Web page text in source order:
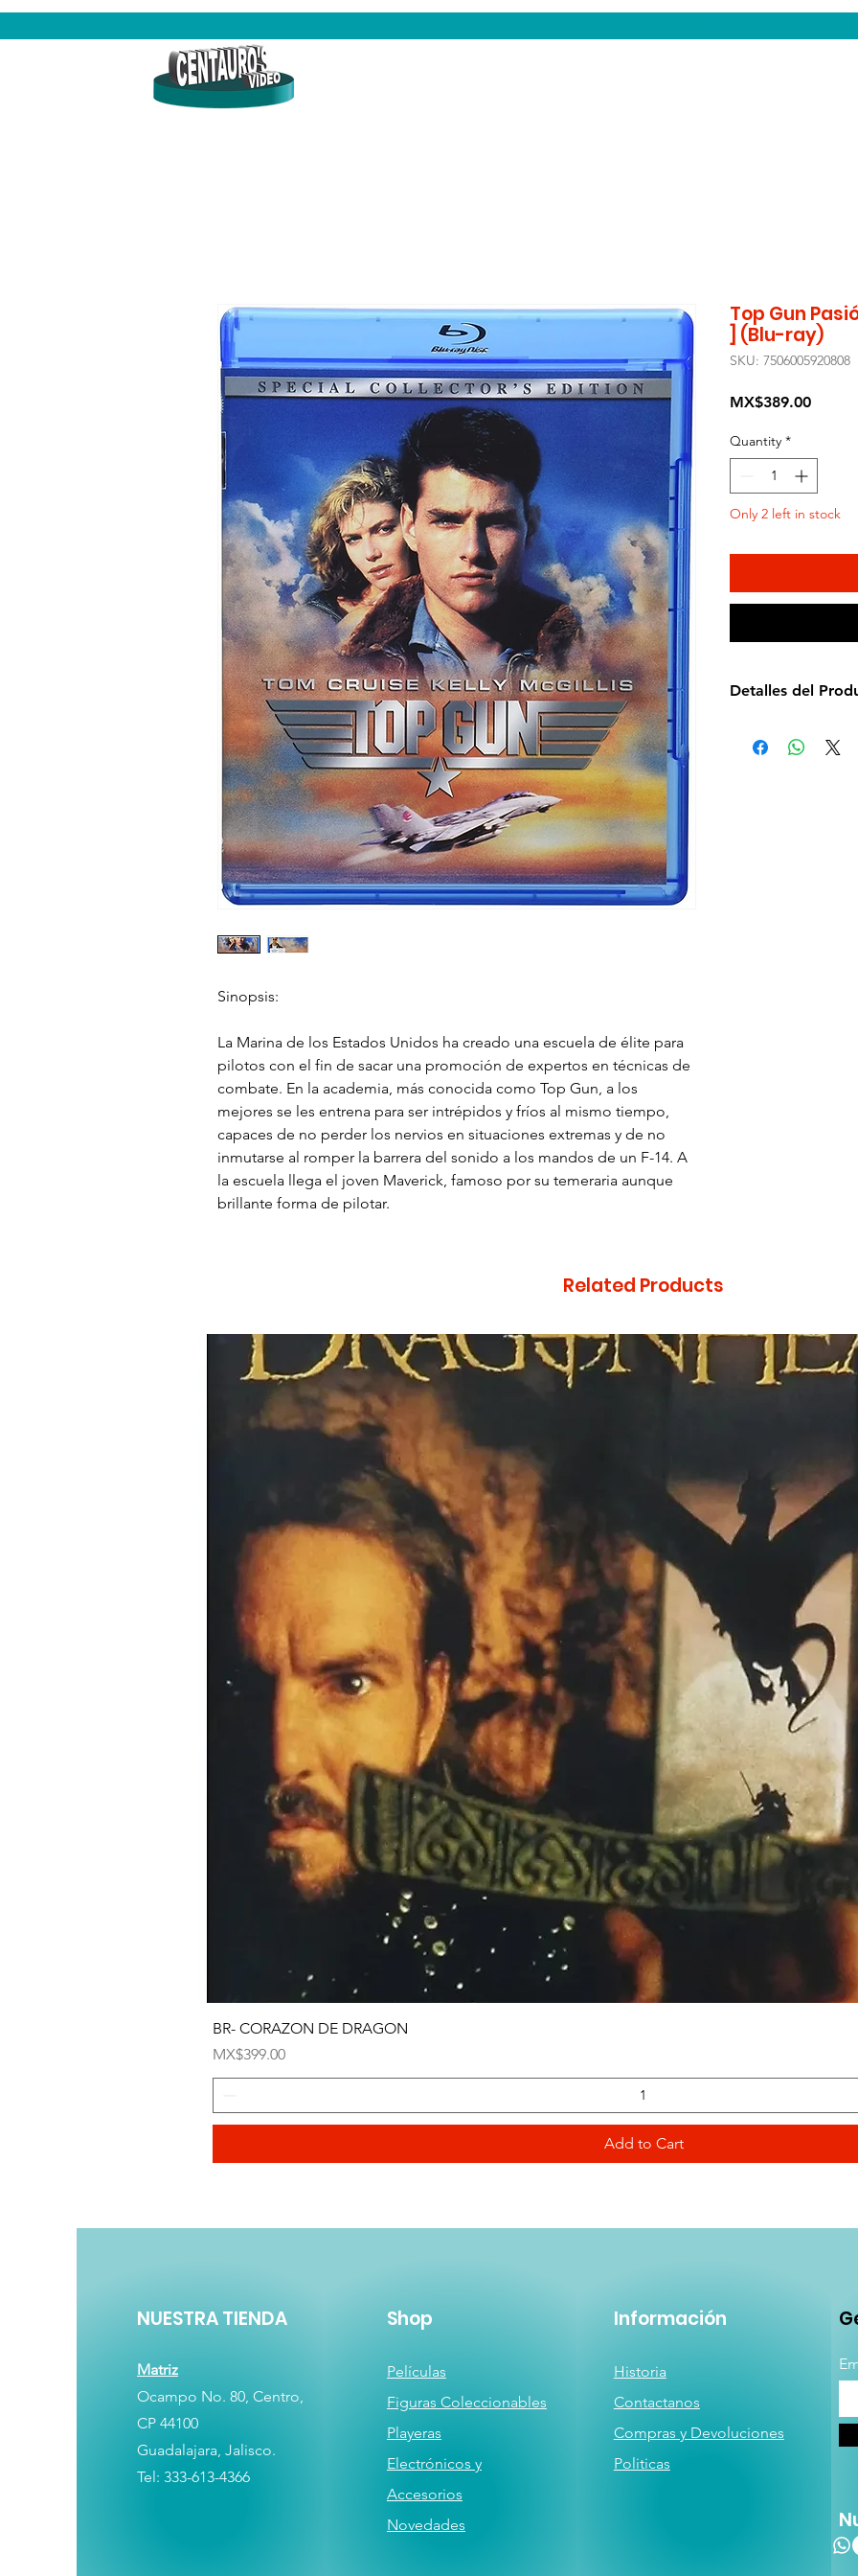
Sinopsis:
La Marina de los Estados Unidos ha creado una escuela de élite para
pilotos con el fin de sacar una promoción de expertos en técnicas de
combate. En la academia, más conocida como Top Gun, a los
mejores se les entrena para ser intrépidos y fríos al mismo tiempo,
capaces de no perder los nervios en situaciones extremas y de no
inmutarse al romper la barrera del sonido a los mandos de un F-14. A
la escuela llega el joven Maverick, famoso por su temeraria aunque
brillante forma de pilotar.
Top Gun
] (Blu-ray)
SKU: 7506005920808
MX$389.00Price
Quantity *
Only 2 left in stock
Detalles del
Idioma: Español e
Related Products
BR- CORAZON DE DRAGON
Price
MX$399.00
Add to Cart
NUESTRA TIENDA
Matriz
Ocampo No. 80, Centro,
CP 44100
Guadalajara, Jalisco.
Tel: 333-613-4366
Shop
Películas
Figuras Coleccionables
Playeras
Electrónicos y
Accesorios
Novedades
Información
Historia
Contactanos
Compras y Devoluciones
Politicas
N